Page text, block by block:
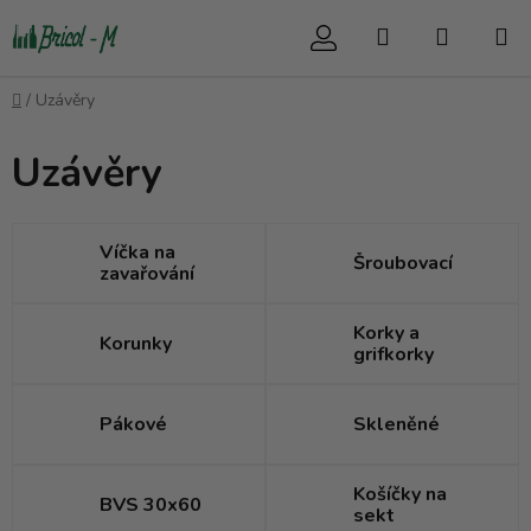
na
Hledat
Domů
/ Uzávěry
Uzávěry
Víčka na
zavařování
Šroubovací
Korunky
Korky a
grifkorky
Pákové Skleněné
BVS 30x60
Košíčky na
sekt